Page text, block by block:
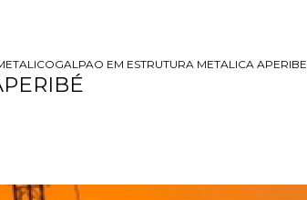
GALPAO EM ESTRUTURA METALICA APERIBE